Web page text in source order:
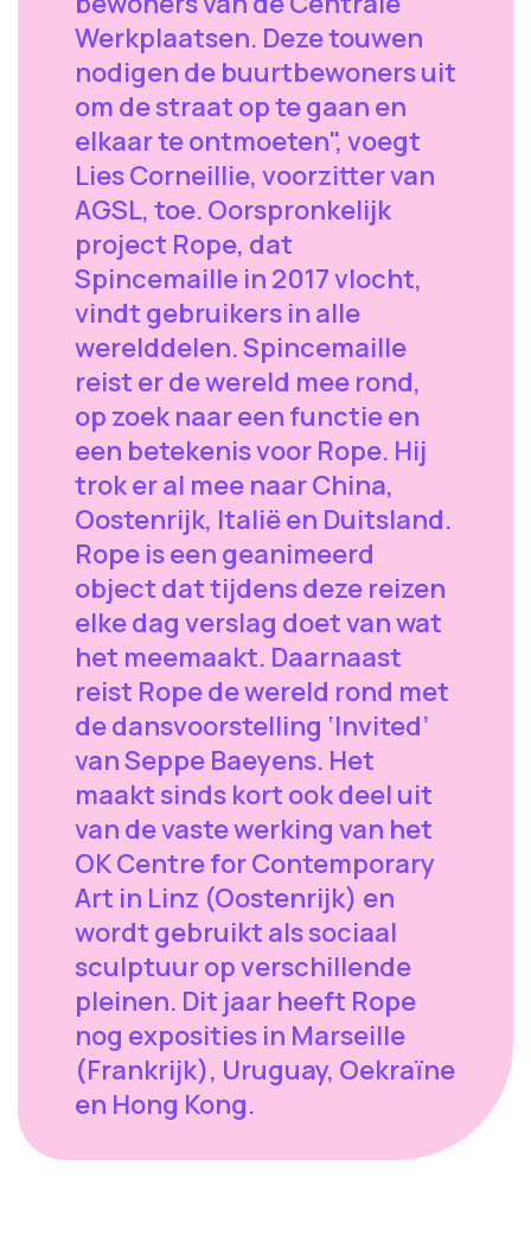
Werkplaatsen. Deze touwen
nodigen de buurtbewoners uit
om de straat op te gaan en
elkaar te ontmoeten", voegt
Lies Corneillie, voorzitter van
AGSL, toe. Oorspronkelijk
project Rope, dat
Spincemaille in 2017 vlocht,
vindt gebruikers in alle
werelddelen. Spincemaille
reist er de wereld mee rond,
op zoek naar een functie en
een betekenis voor Rope. Hij
trok er al mee naar China,
Oostenrijk, Italië en Duitsland.
Rope is een geanimeerd
object dat tijdens deze reizen
elke dag verslag doet van wat
het meemaakt. Daarnaast
reist Rope de wereld rond met
de dansvoorstelling ‘Invited’
van Seppe Baeyens. Het
maakt sinds kort ook deel uit
van de vaste werking van het
OK Centre for Contemporary
Art in Linz (Oostenrijk) en
wordt gebruikt als sociaal
sculptuur op verschillende
pleinen. Dit jaar heeft Rope
nog exposities in Marseille
(Frankrijk), Uruguay, Oekraïne
en Hong Kong.